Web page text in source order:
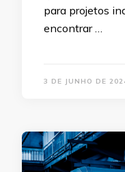
para projetos
encontrar …
3 DE JUNHO DE